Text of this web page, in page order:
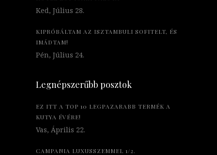
Ked, Július 28.
KIPRÓBÁLTAM AZ ISZTAMBULI SOFITELT, ÉS
IMÁDTAM!
Pén, Július 24.
Legnépszerűbb posztok
EZ ITT A TOP 10 LEGPAZARABB TERMÉK A
KUTYA ÉVÉRE!
Vas, Április 22.
CAMPANIA LUXUSSZEMMEL 1/2.